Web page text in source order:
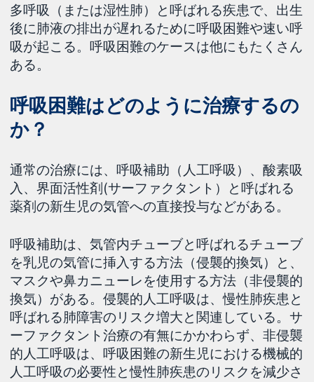
多呼吸（または湿性肺）と呼ばれる疾患で、出生
後に肺液の排出が遅れるために呼吸困難や速い呼
吸が起こる。呼吸困難のケースは他にもたくさん
ある。
呼吸困難はどのように治療するの
か？
通常の治療には、呼吸補助（人工呼吸）、酸素吸
入、界面活性剤(サーファクタント）と呼ばれる
薬剤の新生児の気管への直接投与などがある。
呼吸補助は、気管内チューブと呼ばれるチューブ
を乳児の気管に挿入する方法（侵襲的換気）と、
マスクや鼻カニューレを使用する方法（非侵襲的
換気）がある。侵襲的人工呼吸は、慢性肺疾患と
呼ばれる肺障害のリスク増大と関連している。サ
ーファクタント治療の有無にかかわらず、非侵襲
的人工呼吸は、呼吸困難の新生児における機械的
人工呼吸の必要性と慢性肺疾患のリスクを減少さ